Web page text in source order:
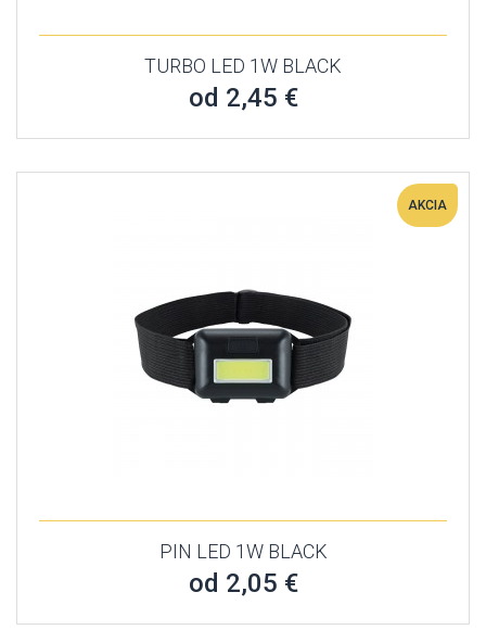
TURBO LED 1W BLACK
od 2,45 €
AKCIA
PIN LED 1W BLACK
od 2,05 €